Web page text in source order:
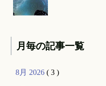
月毎の記事一覧
8月 2026( 3 )